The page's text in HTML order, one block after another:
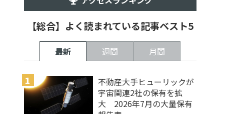
【総合】よく読まれている記事ベスト5
最新 週間 月間
不動産大手ヒューリックが
宇宙関連2社の保有を拡
大 2026年7月の大量保有